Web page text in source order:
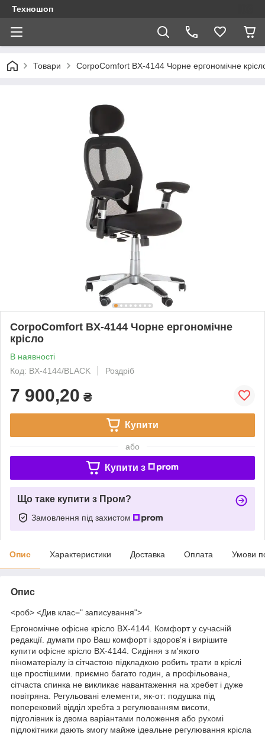
Техношоп
Товари CorpoComfort BX-4144 Чорне ергономічне
CorpoComfort BX-4144 Чорне ергономічне
крісло
В наявності
Код: BX-4144/BLACK
Роздріб
7 900,20 ₴
Купити
або
Купити з
Що таке купити з Пром?
Замовлення під захистом
Опис Характеристики Доставка Оплата Умови
Опис
<роб> <Див клас=" записування">
Ергономічне офісне крісло BX-4144. Комфорт у сучасній
редакції. думати про Ваш комфорт і здоров'я і вирішите
купити офісне крісло BX-4144. Сидіння з м'якого
піноматеріалу із сітчастою підкладкою робить трати в кріслі
ще простішими. приємно багато годин, а профільована,
сітчаста спинка не викликає навантаження на хребет і дуже
повітряна. Регульовані елементи, як-от: подушка під
поперековий відділ хребта з регулюванням висоти,
підголівник із двома варіантами положення або рухомі
підлокітники дають змогу майже ідеальне регулювання крісла